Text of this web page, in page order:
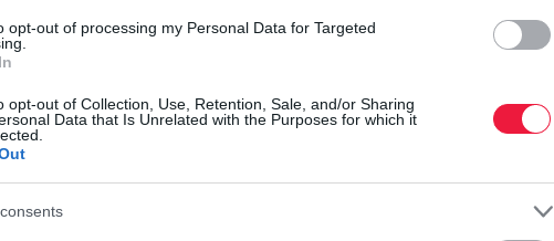
opt-out of processing my Personal Data for Targeted
opt-out of Collection, Use, Retention, Sale, and/or Sharing
Data that Is Unrelated with the Purposes for which it